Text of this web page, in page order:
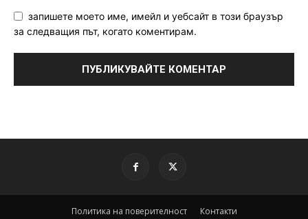
запишете моето име, имейл и уебсайт в този браузър
за следващия път, когато коментирам.
Политика на поверителност Контакти